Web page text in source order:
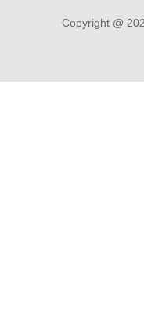
Copyright @